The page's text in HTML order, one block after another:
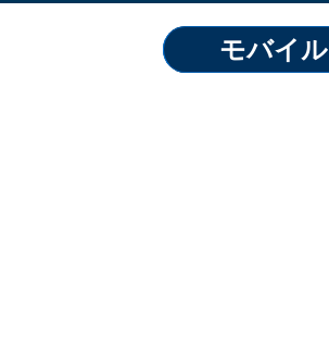
モバイル